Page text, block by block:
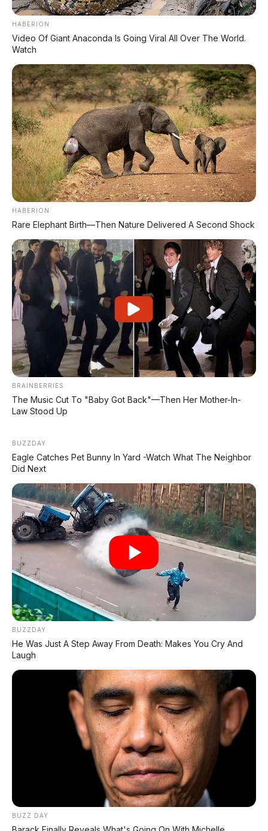
⚡ Volvo EX90
SUV listrik 7 kursi 510 hp, Rp2,55 M
✅ Kelebihan GWM Ora 5 HEV
Harga murah– mulai Rp176 juta, lebih murah
dari Brio!
Irit 22 km/liter
Tenaga 223 hp, torsi 476 Nm
sport
ADAS L2+ dengan NOA
murah
LiDAR opsional– termurah di kelasnya
Ukuran SUV kompak– lega untuk keluarga
Tidak perlu dicas– praktis seperti mobil bensin
Sudah dijual di Thailand & Filipina– potensi
masuk Indonesia besar
❌ Kekurangan & Tantangan
Harga di Indonesia pasti melonjak (pajak, bea
Desain "mata bundar" khas Ora – tidak semua
orang suka
Baterai hybrid kecil (1,09 kWh) – tidak bisa pakai
listrik murni jarak jauh
Merek Ora masih kurang dikenal dibanding
Honda atau Toyota
Jaringan servis GWM di Indonesia masih terbatas
HABERION
Video Of Giant Anaconda Is Going Viral All Over The World.
Watch
HABERION
Rare Elephant Birth—Then Nature Delivered A Second Shock
BRAINBERRIES
The Music Cut To "Baby Got Back"—Then Her Mother-In-
Law Stood Up
BUZZDAY
Eagle Catches Pet Bunny In Yard -Watch What The Neighbor
Did Next
BUZZDAY
He Was Just A Step Away From Death: Makes You Cry And
Laugh
BUZZ DAY